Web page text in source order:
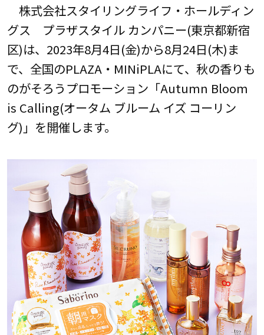
株式会社スタイリングライフ・ホールディン
グス プラザスタイル カンパニー(東京都新宿
区)は、2023年8月4日(金)から8月24日(木)ま
で、全国のPLAZA・MINiPLAにて、秋の香りも
のがそろうプロモーション「Autumn Bloom
is Calling(オータム ブルーム イズ コーリン
グ)」を開催します。